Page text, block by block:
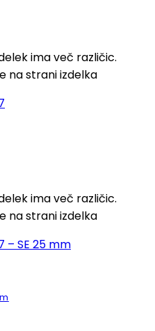
ima več različic.
na strani izdelka
ima več različic.
na strani izdelka